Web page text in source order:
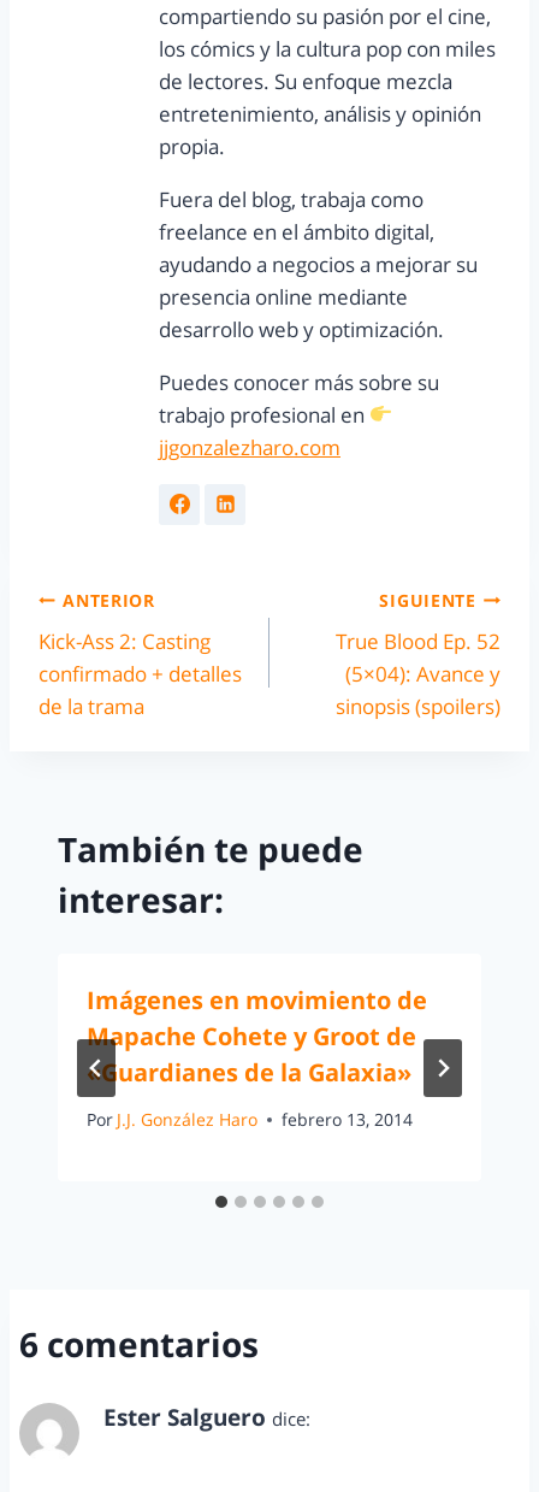
compartiendo su pasión por el cine,
los cómics y la cultura pop con miles
de lectores. Su enfoque mezcla
entretenimiento, análisis y opinión
propia.
Fuera del blog, trabaja como
freelance en el ámbito digital,
ayudando a negocios a mejorar su
presencia online mediante
desarrollo web y optimización.
Puedes conocer más sobre su
trabajo profesional en
jjgonzalezharo.com
ANTERIOR
Kick-Ass 2: Casting
confirmado + detalles
de la trama
SIGUIENTE
True Blood Ep. 52
(5×04): Avance y
sinopsis (spoilers)
También te puede
interesar:
Imágenes en movimiento de
Mapache Cohete y Groot de
«Guardianes de la Galaxia»
Por J.J. González Haro febrero 13, 2014
6 comentarios
Ester Salguero dice: